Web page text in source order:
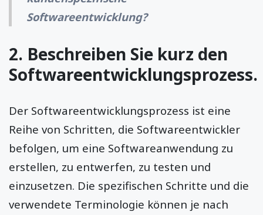
Softwareentwicklung?
2. Beschreiben Sie kurz den
Softwareentwicklungsprozess.
Der Softwareentwicklungsprozess ist eine
Reihe von Schritten, die Softwareentwickler
befolgen, um eine Softwareanwendung zu
erstellen, zu entwerfen, zu testen und
einzusetzen. Die spezifischen Schritte und die
verwendete Terminologie können je nach